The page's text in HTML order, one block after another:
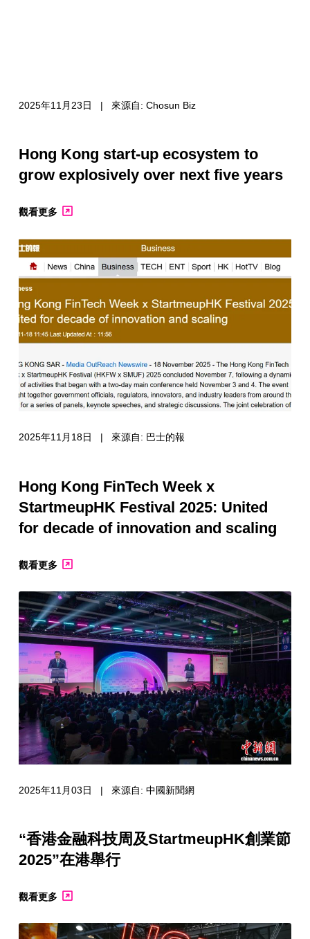
2025年11月23日 | 來源自: Chosun Biz
Hong Kong start-up ecosystem to
grow explosively over next five years
觀看更多
2025年11月18日 | 來源自: 巴士的報
Hong Kong FinTech Week x
StartmeupHK Festival 2025: United
for decade of innovation and scaling
觀看更多
2025年11月03日 | 來源自: 中國新聞網
“香港金融科技周及StartmeupHK創業節
2025”在港舉行
觀看更多